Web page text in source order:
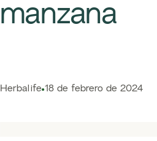
manzana​
Herbalife 18 de febrero de 2024